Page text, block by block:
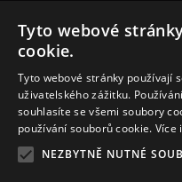
Kontakty
+420 773 693 673
info@cigareta-shop.cz
Tyto webové
cookie.
Tyto webové stránky používají
uživatelského zážitku.
souhlasíte se všemi soubory
používání souborů cookie. Více
NEZBYTNĚ NUTNÉ